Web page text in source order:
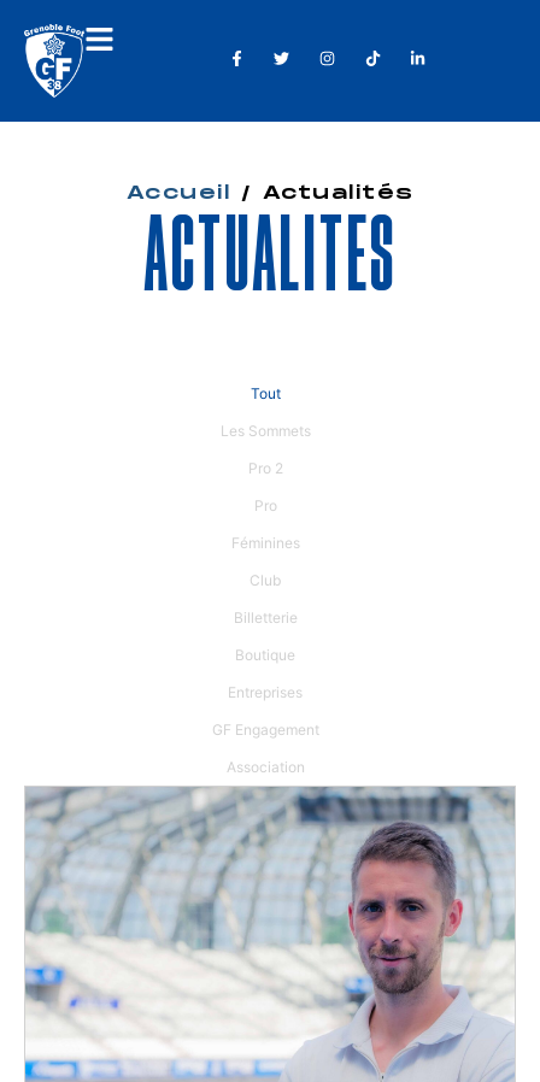
Accueil / Actualités
Actualités
Les Sommets
Pro 2
Pro
Féminines
Club
Billetterie
Boutique
Entreprises
GF Engagement
Association
Tout